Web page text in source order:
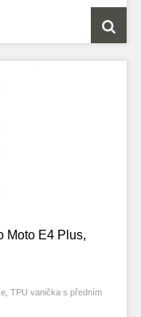
Moto E4 Plus,
TPU vanička s předním